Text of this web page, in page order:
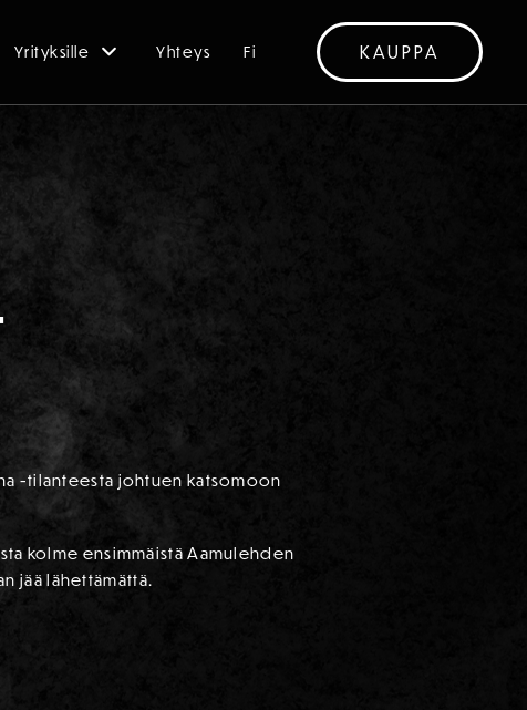
Yrityksille Yhteys Fi KAUPPA
-tilanteesta johtuen katsomoon
kolme ensimmäistä Aamulehden
jää lähettämättä.